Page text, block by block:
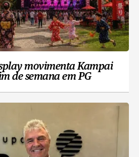
movimenta Kampai
de semana em PG